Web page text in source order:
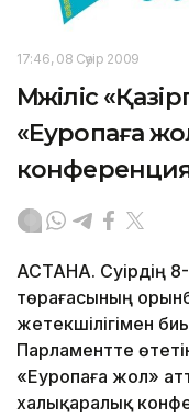
17:46, 08 Сәуір 2009
Мәжіліс
«Еуропаға
конференция
АСТАНА. Сәуірдің
төрағасының
жетекшілігімен
Парламентте
«Еуропаға жол»
халықаралық